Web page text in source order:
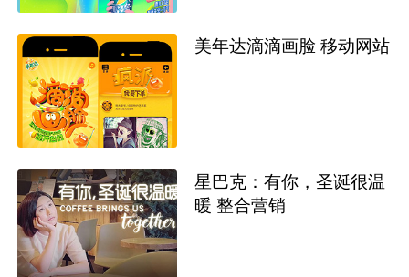
美年达滴滴画脸 移动网站
星巴克：有你，圣诞很温
暖 整合营销